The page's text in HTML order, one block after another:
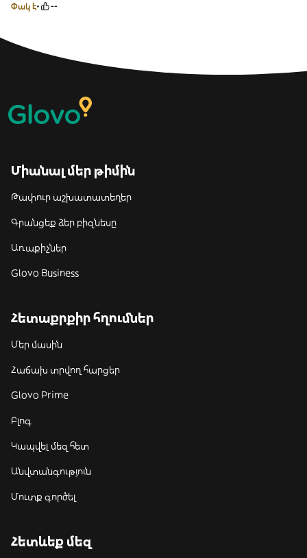
Փակ է --
Միանալ մեր թիմին
Թափուր աշխատատեղեր
Գրանցեք ձեր բիզնեսը
Առաքիչներ
Glovo Business
Հետաքրքիր հղումներ
Մեր մասին
Հաճախ տրվող հարցեր
Glovo Prime
Բլոգ
Կապվել մեզ հետ
Անվտանգություն
Մուտք գործել
Հետևեք մեզ